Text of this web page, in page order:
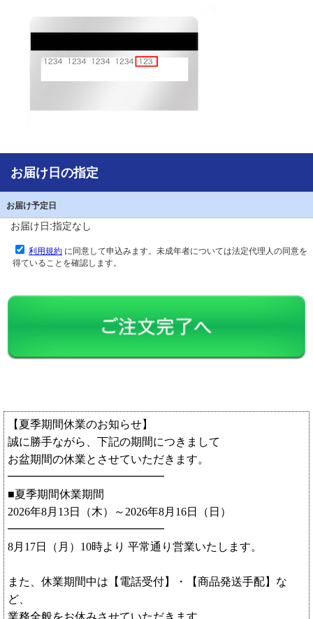
お届け日の指定
お届け予定日
お届け日:指定なし
利用規約に同意して申込みます。未成年者については法定代理人の同意を
得ていることを確認します。
【夏季期間休業のお知らせ】
誠に勝手ながら、下記の期間につきまして
お盆期間の休業とさせていただきます。
━━━━━━━━━━━━━━
■夏季期間休業期間
2026年8月13日（木）～2026年8月16日（日）
━━━━━━━━━━━━━━
8月17日（月）10時より 平常通り営業いたします。
また、休業期間中は【電話受付】・【商品発送手配】な
ど、